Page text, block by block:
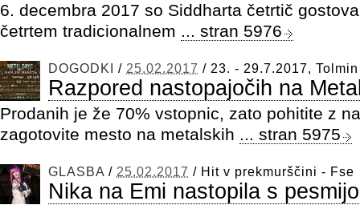
6. decembra 2017 so Siddharta četrtič
četrtem tradicionalnem ... stran 5976
DOGODKI / 25.02.2017 / 23. - 29.7.2017, Tolmin
Razpored nastopajočih na
Prodanih je že 70% vstopnic, zato pohitite z
zagotovite mesto na metalskih ... stran 5975
GLASBA / 25.02.2017 / Hit v prekmurščini - Fse
Nika na Emi nastopila s